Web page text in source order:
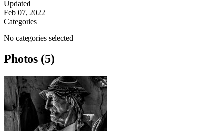
Updated
Feb 07, 2022
Categories
No categories selected
Photos (5)